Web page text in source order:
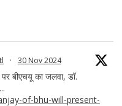
· 30 Nov 2024
पर बीएचयू का जलवा, डॉ.
of-bhu-will-present-